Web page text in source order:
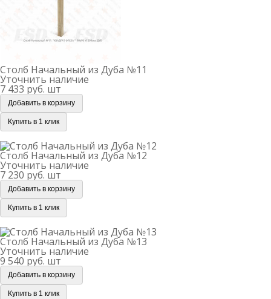
Столб Начальный из Дуба №11
Уточнить наличие
7 433 руб. шт
Добавить в корзину
Купить в 1 клик
Столб Начальный из Дуба №12
Уточнить наличие
7 230 руб. шт
Добавить в корзину
Купить в 1 клик
Столб Начальный из Дуба №13
Уточнить наличие
9 540 руб. шт
Добавить в корзину
Купить в 1 клик